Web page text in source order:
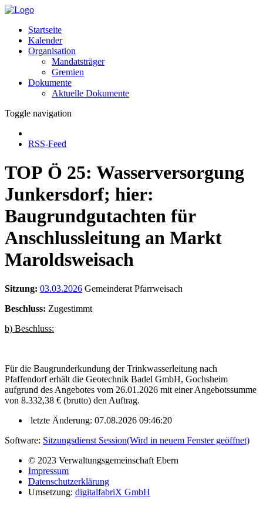
Startseite
Kalender
Organisation
Mandatsträger
Gremien
Dokumente
Aktuelle Dokumente
Toggle navigation
RSS-Feed
TOP Ö 25: Wasserversorgung
Junkersdorf; hier:
Baugrundgutachten für
Anschlussleitung an Markt
Maroldsweisach
Sitzung: 03.03.2026 Gemeinderat Pfarrweisach
Beschluss: Zugestimmt
b) Beschluss:
Für die Baugrunderkundung der Trinkwasserleitung nach
Pfaffendorf erhält die Geotechnik Badel GmbH, Gochsheim
aufgrund des Angebotes vom 26.01.2026 mit einer Angebotssumme
von 8.332,38 € (brutto) den Auftrag.
letzte Änderung: 07.08.2026 09:46:20
Software: Sitzungsdienst Session(Wird in neuem Fenster geöffnet)
© 2023 Verwaltungsgemeinschaft Ebern
Impressum
Datenschutzerklärung
Umsetzung: digitalfabriX GmbH